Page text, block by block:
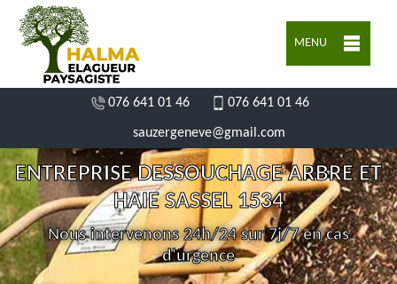
MENU
076 641 01 46 076 641 01 46
sauzergeneve@gmail.com
ENTREPRISE DESSOUCHAGE ARBRE ET
HAIE SASSEL 1534
Nous intervenons 24h/24 sur 7j/7 en cas
d'urgence